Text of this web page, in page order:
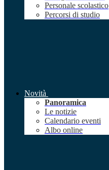
Personale scolastico
Percorsi di studio
Novità
Panoramica
Le notizie
Calendario eventi
Albo online